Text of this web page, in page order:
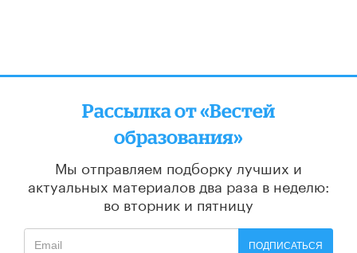
Рассылка от «Вестей
образования»
Мы отправляем подборку лучших и
актуальных материалов два раза в неделю:
во вторник и пятницу
ПОДПИСАТЬСЯ